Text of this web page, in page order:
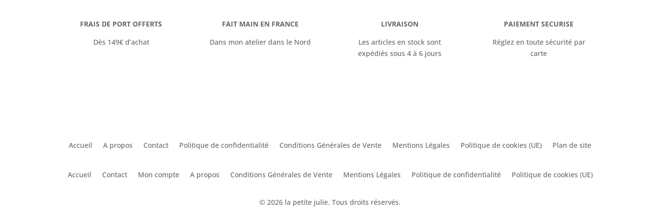
FRAIS DE PORT OFFERTS
Dès 149€ d’achat
FAIT MAIN EN FRANCE
Dans mon atelier dans le Nord
LIVRAISON
Les articles en stock sont
expédiés sous 4 à 6 jours
PAIEMENT SECURISE
Réglez en toute sécurité par
carte
Accueil A propos Contact Politique de confidentialité Conditions Générales de Vente Mentions Légales Politique de cookies (UE) Plan de site
Accueil Contact Mon compte A propos Conditions Générales de Vente Mentions Légales Politique de confidentialité Politique de cookies (UE)
© 2026 la petite julie. Tous droits réservés.